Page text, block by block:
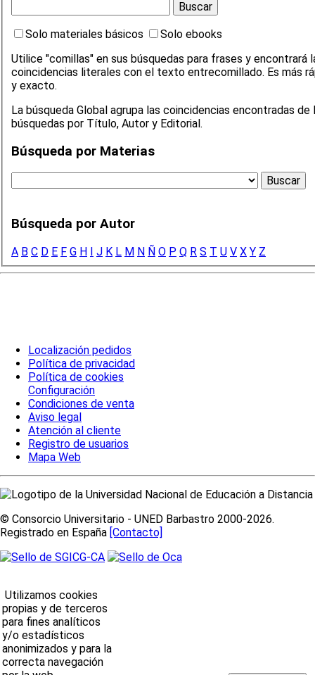
Solo materiales básicos
Solo ebooks
Utilice "comillas" en sus búsquedas para frases y encontrará
coincidencias literales con el texto entrecomillado. Es más rápido
y exacto.
La búsqueda Global agrupa las coincidencias encontradas de
búsquedas por Título, Autor y Editorial.
Búsqueda por Materias
Búsqueda por Autor
A B C D E F G H I J K L M N Ñ O P Q R S T U V X Y Z
Localización pedidos
Política de privacidad
Política de cookies
Configuración
Condiciones de venta
Aviso legal
Atención al cliente
Registro de usuarios
Mapa Web
© Consorcio Universitario - UNED Barbastro 2000-2026.
Registrado en España [Contacto]
Utilizamos cookies
propias y de terceros
para fines analíticos
y/o estadísticos
anonimizados y para la
correcta navegación